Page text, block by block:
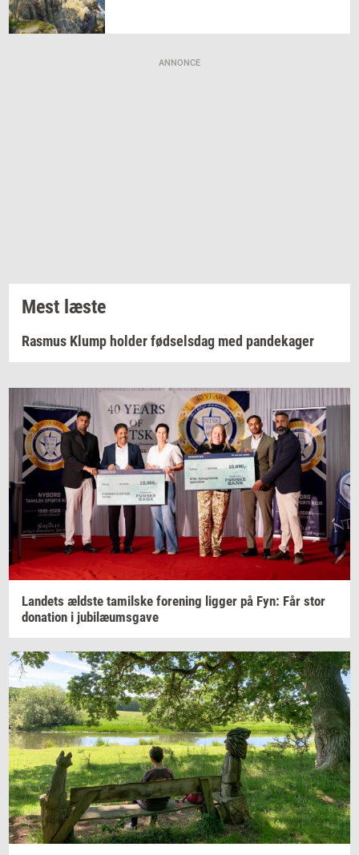
ANNONCE
Mest læste
Rasmus Klump holder fødselsdag med pandekager
Lan­dets æld­ste ta­mil­ske for­e­ning lig­ger på Fyn: Får stor
do­na­tion i ju­bilæums­ga­ve